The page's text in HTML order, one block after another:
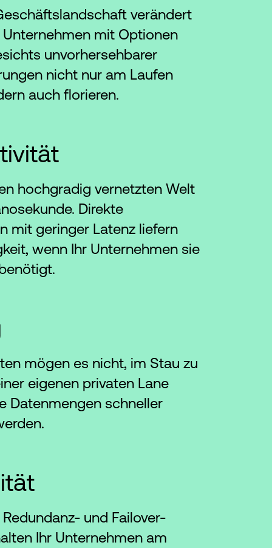
verändert
mit Optionen
unvorhersehbarer
nicht nur am Laufen
auch florieren.
hochgradig vernetzten Welt
Direkte
mit geringer Latenz liefern
wenn Ihr Unternehmen sie
mögen es nicht, im Stau zu
eigenen privaten Lane
Datenmengen schneller
und Failover-
Ihr Unternehmen am